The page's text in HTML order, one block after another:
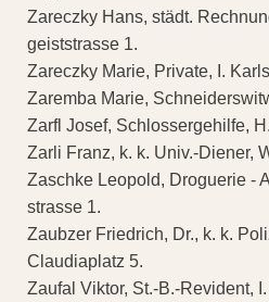
Zareczky Hans, städt.
geiststrasse 1.
Zareczky Marie, Private, I.
Zaremba Marie,
Zarfl Josef, Schlossergehilfe,
Zarli Franz, k. k. Univ.-Diener,
Zaschke Leopold, Droguerie -
strasse 1.
Zaubzer Friedrich, Dr., k. k.
Claudiaplatz 5.
Zaufal Viktor, St.-B.-Revident,